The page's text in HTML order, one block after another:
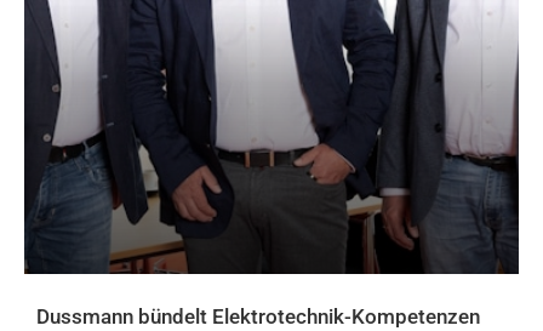
Dussmann bündelt Elektrotechnik-Kompetenzen